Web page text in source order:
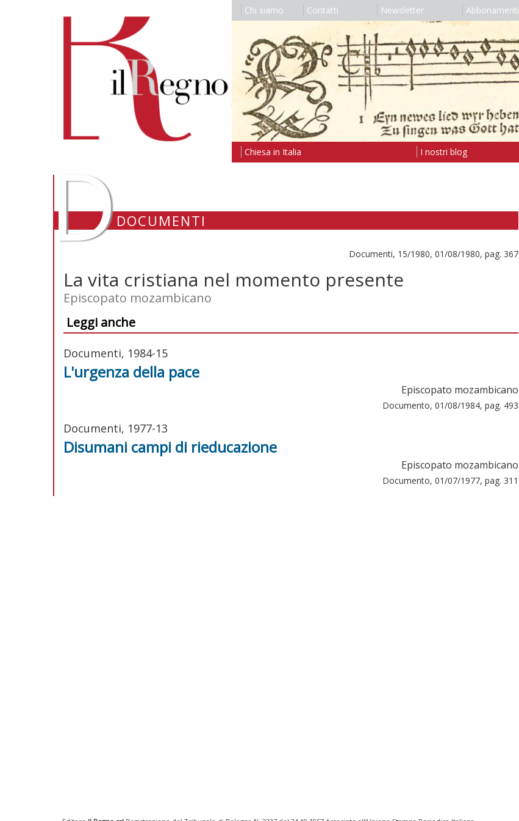
Chi siamo Contatti Newsletter Abbonamenti
Chiesa in Italia I nostri blog
DDOCUMENTI
Documenti, 15/1980, 01/08/1980, pag. 367
La vita cristiana nel momento presente
Episcopato mozambicano
Leggi anche
Documenti, 1984-15
L'urgenza della pace
Episcopato mozambicano
Documento, 01/08/1984, pag. 493
Documenti, 1977-13
Disumani campi di rieducazione
Episcopato mozambicano
Documento, 01/07/1977, pag. 311